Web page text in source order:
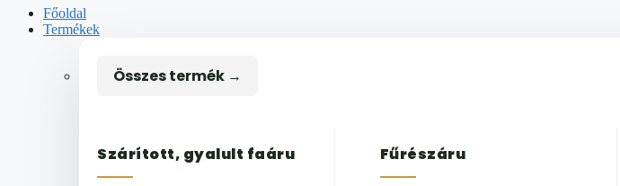
Főoldal
Termékek
Összes termék →
Szárított, gyalult faáru Fűrészáru